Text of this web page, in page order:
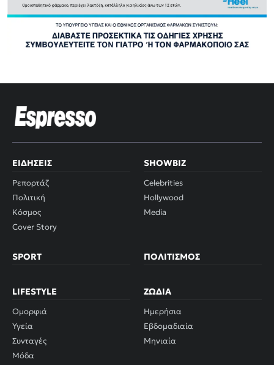
ΕΙΔΉΣΕΙΣ
Ρεπορτάζ
Πολιτική
Κόσμος
Cover Story
SHOWBIZ
Celebrities
Hollywood
Media
SPORT ΠΟΛΙΤΙΣΜΌΣ
LIFESTYLE
Ομορφιά
Υγεία
Συνταγές
Μόδα
ΖΏΔΙΑ
Ημερήσια
Εβδομαδιαία
Μηνιαία